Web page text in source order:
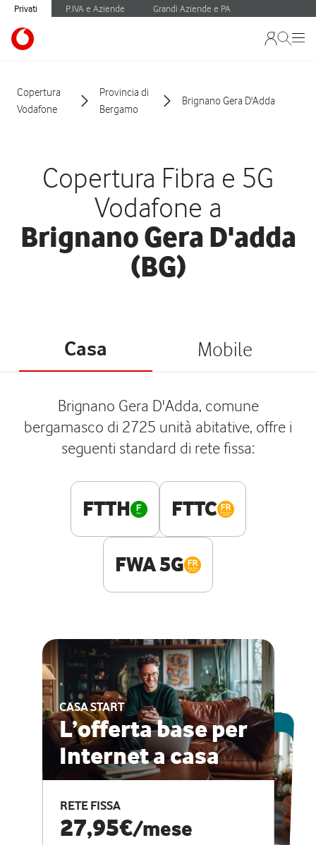
Privati P.IVA e Aziende Grandi Aziende e PA
Copertura
Vodafone
Provincia di
Bergamo
Brignano Gera D'Adda
Copertura Fibra e 5G
Vodafone a
Brignano Gera D'adda
(BG)
Casa Mobile
Brignano Gera D'Adda, comune
bergamasco di 2725 unità abitative, offre i
seguenti standard di rete fissa:
FTTH FTTC
FWA 5G
CASA START
L’offerta base per
Internet a casa
RETE FISSA
27,95€/mese
ESCLUSIVA ONLINE
CASA PRO
Internet veloce e
vantaggi speciali